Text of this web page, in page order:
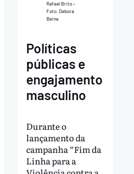
Rafael Brito –
Foto: Debora
Beina
Políticas
públicas e
engajamento
masculino
Durante o
lançamento da
campanha “Fim da
Linha para a